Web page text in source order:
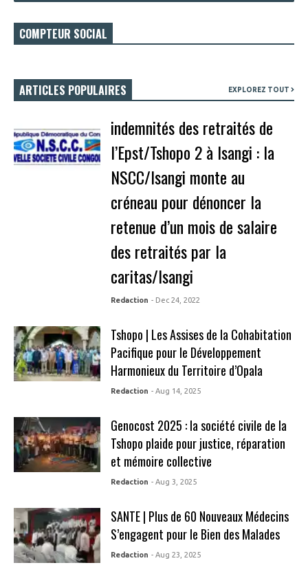
COMPTEUR SOCIAL
ARTICLES POPULAIRES EXPLOREZ TOUT
indemnités des retraités de
l’Epst/Tshopo 2 à Isangi : la
NSCC/Isangi monte au
créneau pour dénoncer la
retenue d’un mois de salaire
des retraités par la
caritas/Isangi
Redaction - Dec 24, 2022
Tshopo | Les Assises de la Cohabitation
Pacifique pour le Développement
Harmonieux du Territoire d’Opala
Redaction - Aug 14, 2025
Genocost 2025 : la société civile de la
Tshopo plaide pour justice, réparation
et mémoire collective
Redaction - Aug 3, 2025
SANTE | Plus de 60 Nouveaux Médecins
S’engagent pour le Bien des Malades
Redaction - Aug 23, 2025